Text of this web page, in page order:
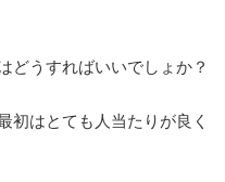
どうすればいいでしょか？
初はとても人当たりが良く